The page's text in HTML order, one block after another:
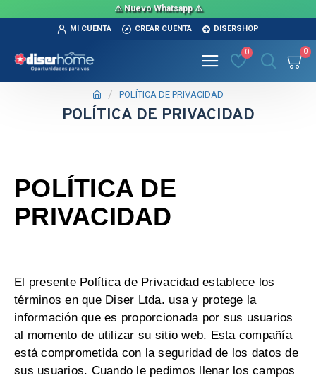
⚠️ Nuevo Whatsapp ⚠️
MI CUENTA CREAR CUENTA DISERSHOP
0 0
POLÍTICA DE PRIVACIDAD
POLÍTICA DE PRIVACIDAD
POLÍTICA DE
PRIVACIDAD
El presente Política de Privacidad establece los
términos en que Diser Ltda. usa y protege la
información que es proporcionada por sus usuarios
al momento de utilizar su sitio web. Esta compañía
está comprometida con la seguridad de los datos de
sus usuarios. Cuando le pedimos llenar los campos